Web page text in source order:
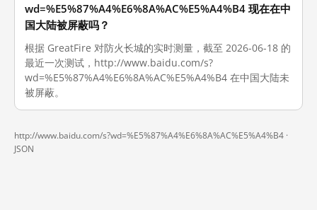
wd=%E5%87%A4%E6%8A%AC%E5%A4%B4 现在在中
国大陆被屏蔽吗？
根据 GreatFire 对防火长城的实时测量，截至 2026-06-18 的
最近一次测试，http://www.baidu.com/s?
wd=%E5%87%A4%E6%8A%AC%E5%A4%B4 在中国大陆未
被屏蔽。
http://www.baidu.com/s?wd=%E5%87%A4%E6%8A%AC%E5%A4%B4 ·
JSON